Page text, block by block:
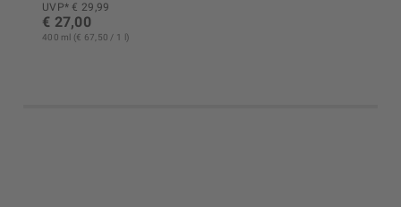
UVP* € 29,99
€ 27,00
400 ml (€ 67,50 / 1 l)